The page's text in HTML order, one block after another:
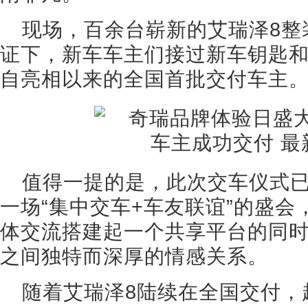
现场，百余台崭新的艾瑞泽8
证下，新车车主们接过新车钥匙
自亮相以来的全国首批交付车主
值得一提的是，此次交车仪式
一场“集中交车+车友联谊”的盛
体交流搭建起一个共享平台的同
之间独特而深厚的情感关系。
随着艾瑞泽8陆续在全国交付